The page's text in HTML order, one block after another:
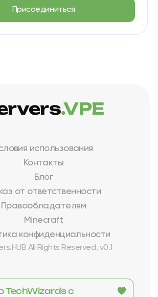
Присоединиться
использования
Контакты
Блог
от ответственности
Правообладателям
Minecraft
конфиденциальности
All Rights Reserved. v0.1
.VPE
TechWizards с